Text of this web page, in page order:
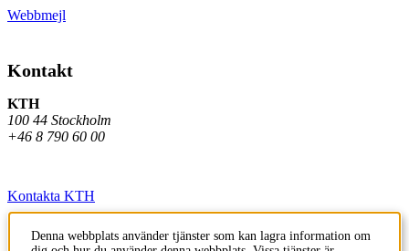
Webbmejl
Kontakt
KTH
100 44 Stockholm
+46 8 790 60 00
Kontakta KTH
Jobba på KTH
Denna webbplats använder tjänster som kan lagra information om